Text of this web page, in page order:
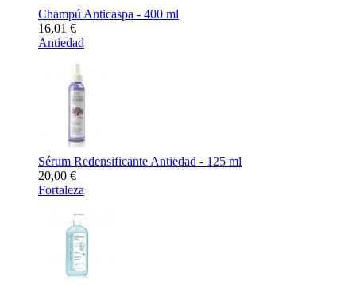
Champú Anticaspa - 400 ml
16,01 €
Antiedad
Sérum Redensificante Antiedad - 125 ml
20,00 €
Fortaleza